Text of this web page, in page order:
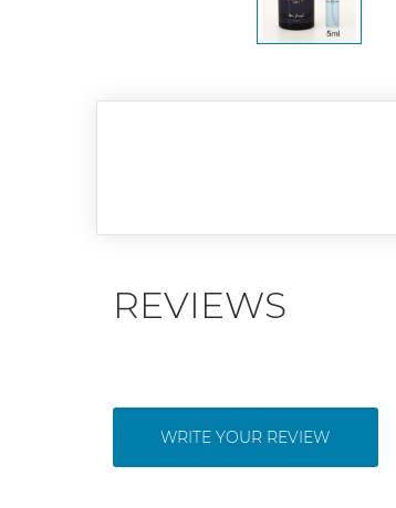
REVIEWS
WRITE YOUR REVIEW